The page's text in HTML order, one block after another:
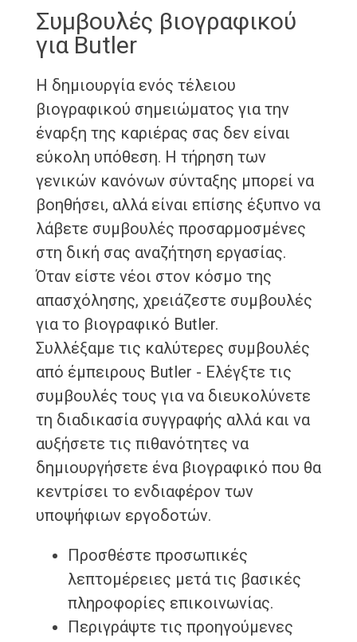
Συμβουλές βιογραφικού
για Butler
Η δημιουργία ενός τέλειου
βιογραφικού σημειώματος για την
έναρξη της καριέρας σας δεν είναι
εύκολη υπόθεση. Η τήρηση των
γενικών κανόνων σύνταξης μπορεί να
βοηθήσει, αλλά είναι επίσης έξυπνο να
λάβετε συμβουλές προσαρμοσμένες
στη δική σας αναζήτηση εργασίας.
Όταν είστε νέοι στον κόσμο της
απασχόλησης, χρειάζεστε συμβουλές
για το βιογραφικό Butler.
Συλλέξαμε τις καλύτερες συμβουλές
από έμπειρους Butler - Ελέγξτε τις
συμβουλές τους για να διευκολύνετε
τη διαδικασία συγγραφής αλλά και να
αυξήσετε τις πιθανότητες να
δημιουργήσετε ένα βιογραφικό που θα
κεντρίσει το ενδιαφέρον των
υποψήφιων εργοδοτών.
Προσθέστε προσωπικές
λεπτομέρειες μετά τις βασικές
πληροφορίες επικοινωνίας.
Περιγράψτε τις προηγούμενες